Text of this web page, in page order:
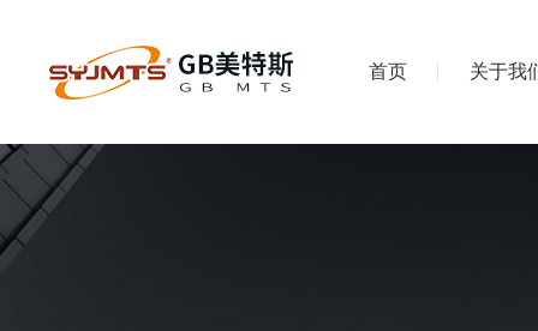
首页 关于我